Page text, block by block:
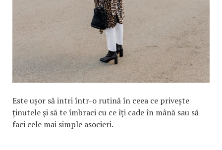
Este ușor să intri într-o rutină în ceea ce privește
ținutele și să te îmbraci cu ce îți cade în mână sau să
faci cele mai simple asocieri.